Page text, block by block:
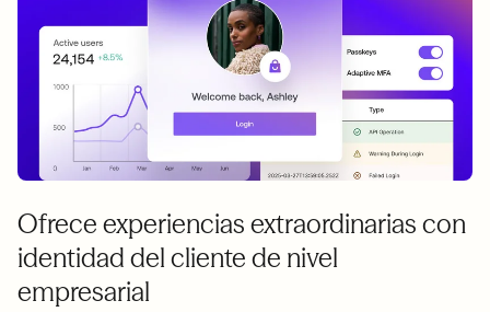
Ofrece experiencias extraordinarias con
identidad del cliente de nivel
empresarial